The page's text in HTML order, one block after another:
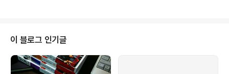
겠다. ㅡ,.ㅡ;; 4) 청과물 트럭을 향해 돌진하는 빅 마이크의
첫차 포드 F150 트럭... 이 정도는 타줘야 사나이... ※ 이 영
화의 진정한 교훈 : 미국에서도 대학 갈려면 "과외"는 필
수?! ㅡ,.ㅡ;; ★★★★☆
이 블로그 인기글